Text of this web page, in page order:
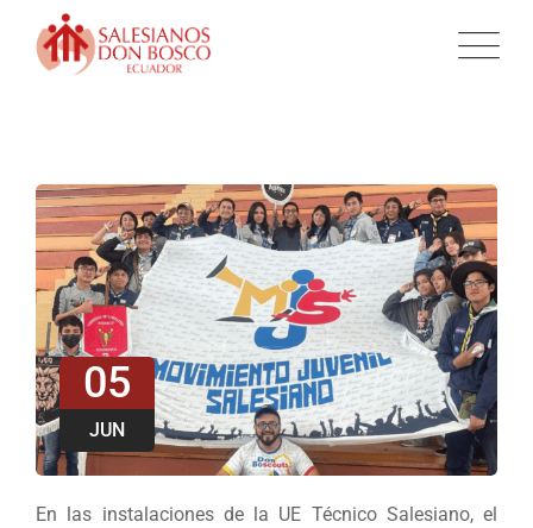
05
JUN
En las instalaciones de la UE Técnico Salesiano, el